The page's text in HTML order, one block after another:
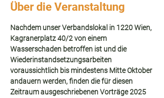
Über die Veranstaltung
Nachdem unser Verbandslokal in 1220 Wien,
Kagranerplatz 40/2 von einem
Wasserschaden betroffen ist und die
Wiederinstandsetzungsarbeiten
voraussichtlich bis mindestens Mitte Oktober
andauern werden, finden die für diesen
Zeitraum ausgeschriebenen Vorträge 2025